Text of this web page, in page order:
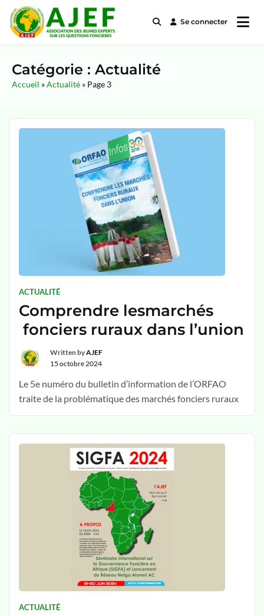
Association des Jeunes Experts
Se connecter
Catégorie : Actualité
Accueil »Actualité » Page 3
ACTUALITÉ
Comprendre lesmarchés
fonciers ruraux dans l’union
Written byAJEF
15 octobre 2024
Le 5e numéro du bulletin d’information de l’ORFAO
traite de la problématique des marchés fonciers ruraux
ACTUALITÉ